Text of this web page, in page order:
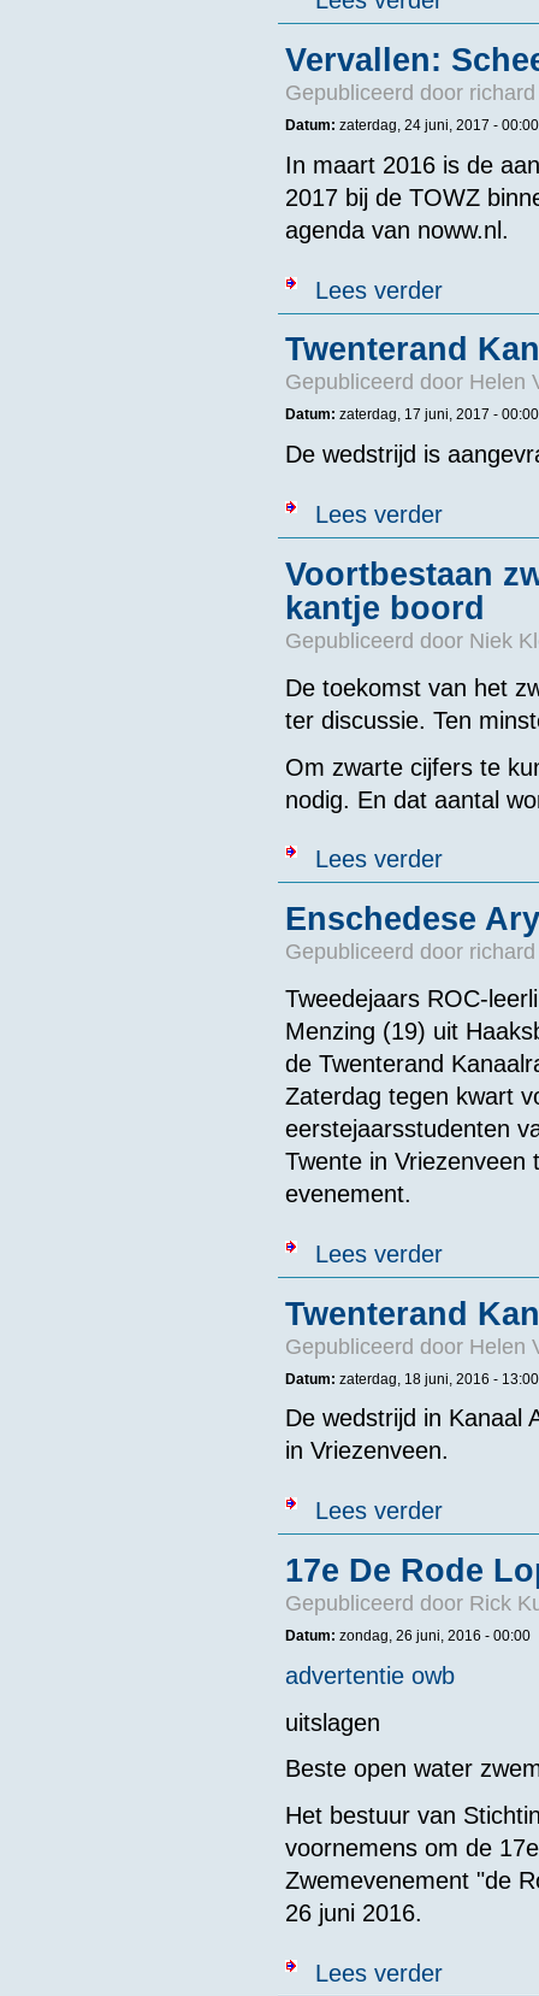
Vervallen:
Gepubliceerd door
Datum: zaterdag, 24 juni, 2017 - 00:00
In maart 2016 is de
2017 bij de TOWZ
agenda van noww.nl.
Lees verderover
Twenterand
Gepubliceerd door Helen
Datum: zaterdag, 17 juni, 2017 - 00:00
De wedstrijd is
Lees verderover
Voortbestaan
kantje boord
Gepubliceerd door Niek
De toekomst van het
ter discussie. Ten
Om zwarte cijfers te
nodig. En dat aantal
Lees verderover
Enschedese
Gepubliceerd door
Tweedejaars ROC-
Menzing (19) uit
de Twenterand
Zaterdag tegen kwart
eerstejaarsstudenten
Twente in Vriezenveen
evenement.
Lees verderover
Twenterand
Gepubliceerd door Helen
Datum: zaterdag, 18 juni, 2016 - 13:00
De wedstrijd in Kanaal
in Vriezenveen.
Lees verderover
17e De Rode
Gepubliceerd door Rick
Datum: zondag, 26 juni, 2016 - 00:00
advertentie owb
uitslagen
Beste open water
Het bestuur van
voornemens om de
Zwemevenement "de
26 juni 2016.
Lees verderover 17e De